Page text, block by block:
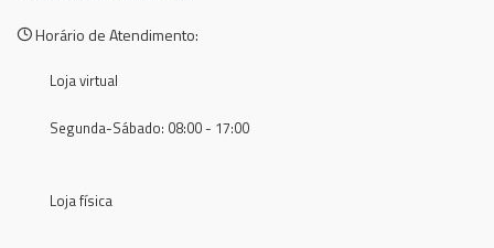
Horário de Atendimento:
Loja virtual
Segunda-Sábado: 08:00 - 17:00
Loja física